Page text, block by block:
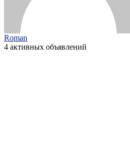
Roman
4 активных объявлений